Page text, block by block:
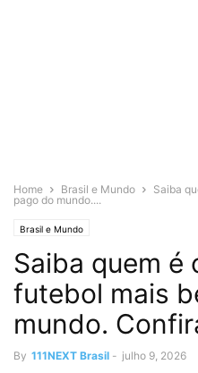
Home Brasil e Mundo
Saiba
pago do mundo....
Brasil e Mundo
Saiba quem é
futebol mais
mundo.
By 111NEXT Brasil - julho 9, 2026